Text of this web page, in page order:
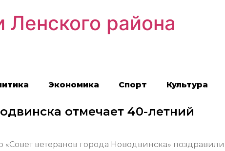
района
Экономика Спорт Культура
отмечает 40-летний
ветеранов города Новодвинска» поздравили